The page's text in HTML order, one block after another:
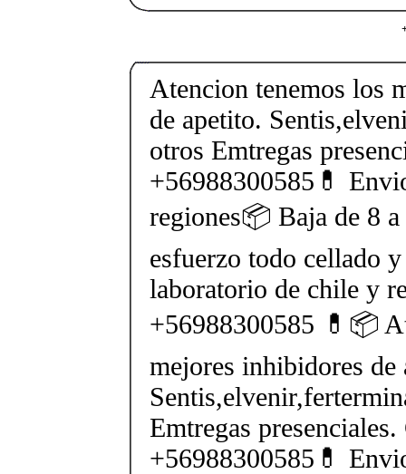
Atencion tenemos los
de apetito.
otros Emtregas
+56988300585💊
regiones📦 Baja de 8
esfuerzo todo cellado
laboratorio de chile y
+56988300585 💊📦
mejores inhibidores de
Emtregas presenciales.
+56988300585💊